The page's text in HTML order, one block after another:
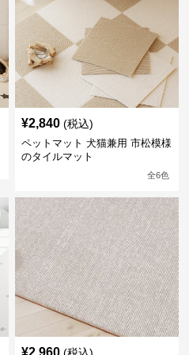
¥2,840 (税込)
ペットマット 犬猫兼用 市松模様
のタイルマット
全6色
¥2,960 (税込)